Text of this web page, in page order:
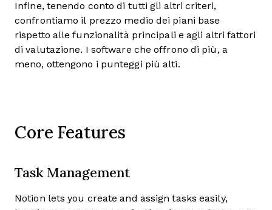
Infine, tenendo conto di tutti gli altri criteri,
confrontiamo il prezzo medio dei piani base
rispetto alle funzionalità principali e agli altri fattori
di valutazione. I software che offrono di più, a
meno, ottengono i punteggi più alti.
Core Features
Task Management
Notion lets you create and assign tasks easily,